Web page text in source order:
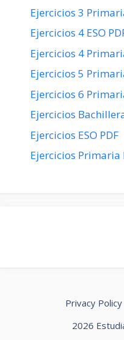
Ejercicios 3
Ejercicios 4 ESO
Ejercicios 4
Ejercicios 5
Ejercicios 6
Ejercicios
Ejercicios ESO PDF
Ejercicios Primaria
Privacy Policy
2026